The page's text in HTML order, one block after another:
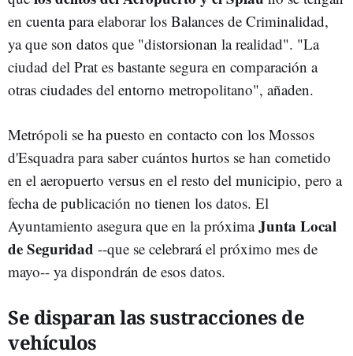
en cuenta para elaborar los Balances de Criminalidad,
ya que son datos que "distorsionan la realidad". "La
ciudad del Prat es bastante segura en comparación a
otras ciudades del entorno metropolitano", añaden.
Metrópoli se ha puesto en contacto con los Mossos
d'Esquadra para saber cuántos hurtos se han cometido
en el aeropuerto versus en el resto del municipio, pero a
fecha de publicación no tienen los datos. El
Ayuntamiento asegura que en la próximaJunta Local
de Seguridad --que se celebrará el próximo mes de
mayo-- ya dispondrán de esos datos.
Se disparan las sustracciones de
vehículos